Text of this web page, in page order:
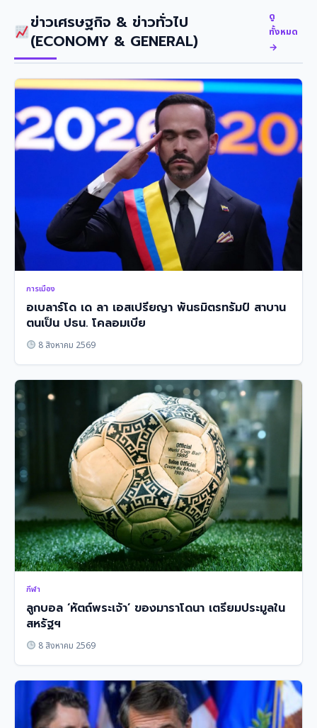
ข่าวเศรษฐกิจ & ข่าวทั่วไป
(ECONOMY & GENERAL)
ดู
ทั้งหมด
→
การเมือง
อเบลาร์โด เด ลา เอสเปรียญา พันธมิตรทรัมป์ สาบาน
ตนเป็น ปธน. โคลอมเบีย
8 สิงหาคม 2569
กีฬา
ลูกบอล ‘หัตถ์พระเจ้า’ ของมาราโดนา เตรียมประมูลใน
สหรัฐฯ
8 สิงหาคม 2569